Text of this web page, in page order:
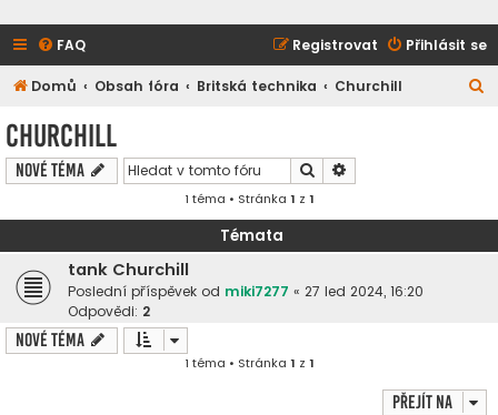
FAQ Přihlásit se
Registrovat
Domů Obsah fóra Britská technika Churchill
Churchill
Nové téma Hledat
1 téma • Stránka 1 z 1
Témata
tank Churchill
Poslední příspěvek od miki7277 « 27 led 2024, 16:20
Odpovědi: 2
Nové téma
1 téma • Stránka 1 z 1
Přejít na